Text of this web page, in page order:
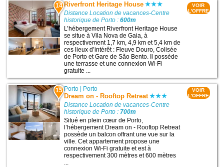
14 Riverfront Heritage House
Distance Location de vacances-Centre
historique de Porto :600m
L’hébergement Riverfront Heritage House
se situe à Vila Nova de Gaia, à
respectivement 1,7 km, 4,9 km et 5,4 km de
ces lieux d’intérêt : Fleuve Douro, Colisée
de Porto et Gare de São Bento. Il possède
une terrasse et une connexion Wi-Fi
gratuite ...
VOIR
L'OFFRE
15 Porto Porto
Dream on - Rooftop Retreat
Distance Location de vacances-Centre
historique de Porto : 700m
Situé en plein cœur de Porto,
l’hébergement Dream on - Rooftop Retreat
possède un balcon offrant une vue sur la
ville. Cet appartement propose une
connexion Wi-Fi gratuite et est à
respectivement 300 mètres et 600 mètres
...
VOIR
L'OFFRE